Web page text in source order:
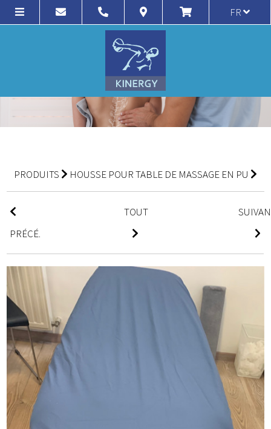
FR
PRODUITS HOUSSE POUR TABLE DE MASSAGE EN PU
PRÉCÉ.
TOUT